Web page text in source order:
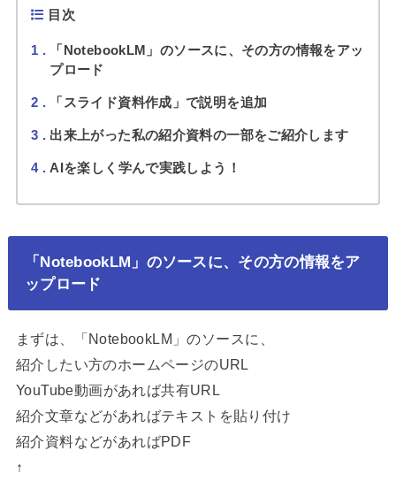
目次
1
「NotebookLM」のソースに、その方の情報をアッ
プロード
2 「スライド資料作成」で説明を追加
3 出来上がった私の紹介資料の一部をご紹介します
4 AIを楽しく学んで実践しよう！
「NotebookLM」のソースに、その方の情報をア
ップロード
まずは、「NotebookLM」のソースに、
紹介したい方のホームページのURL
YouTube動画があれば共有URL
紹介文章などがあればテキストを貼り付け
紹介資料などがあればPDF
↑